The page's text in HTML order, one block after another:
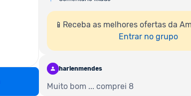
📱Receba as melhores ofertas da
Entrar no grupo
harlenmendes
Muito bom ... comprei 8